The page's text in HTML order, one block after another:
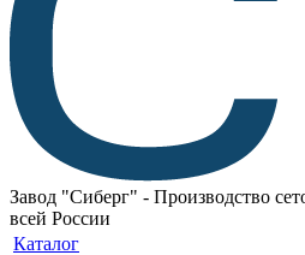
Завод "Сиберг" - Производство
всей России
Каталог